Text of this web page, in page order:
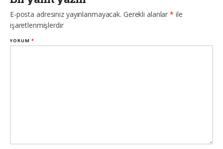
E-posta adresiniz yayınlanmayacak. Gerekli alanlar* ile
işaretlenmişlerdir
YORUM*